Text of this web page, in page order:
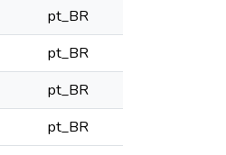
pt_BR
pt_BR
pt_BR
pt_BR